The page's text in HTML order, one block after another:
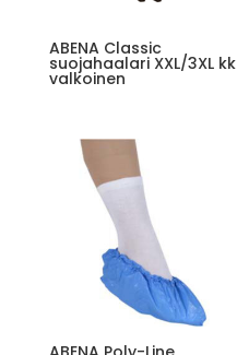
ABENA Classic
suojahaalari XXL/3XL kk
valkoinen